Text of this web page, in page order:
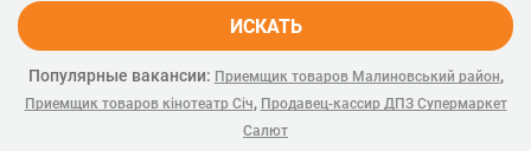
ИСКАТЬ
Популярные вакансии: Приемщик товаров Малиновський район,
Приемщик товаров кінотеатр Січ, Продавец-кассир ДПЗ Супермаркет
Салют